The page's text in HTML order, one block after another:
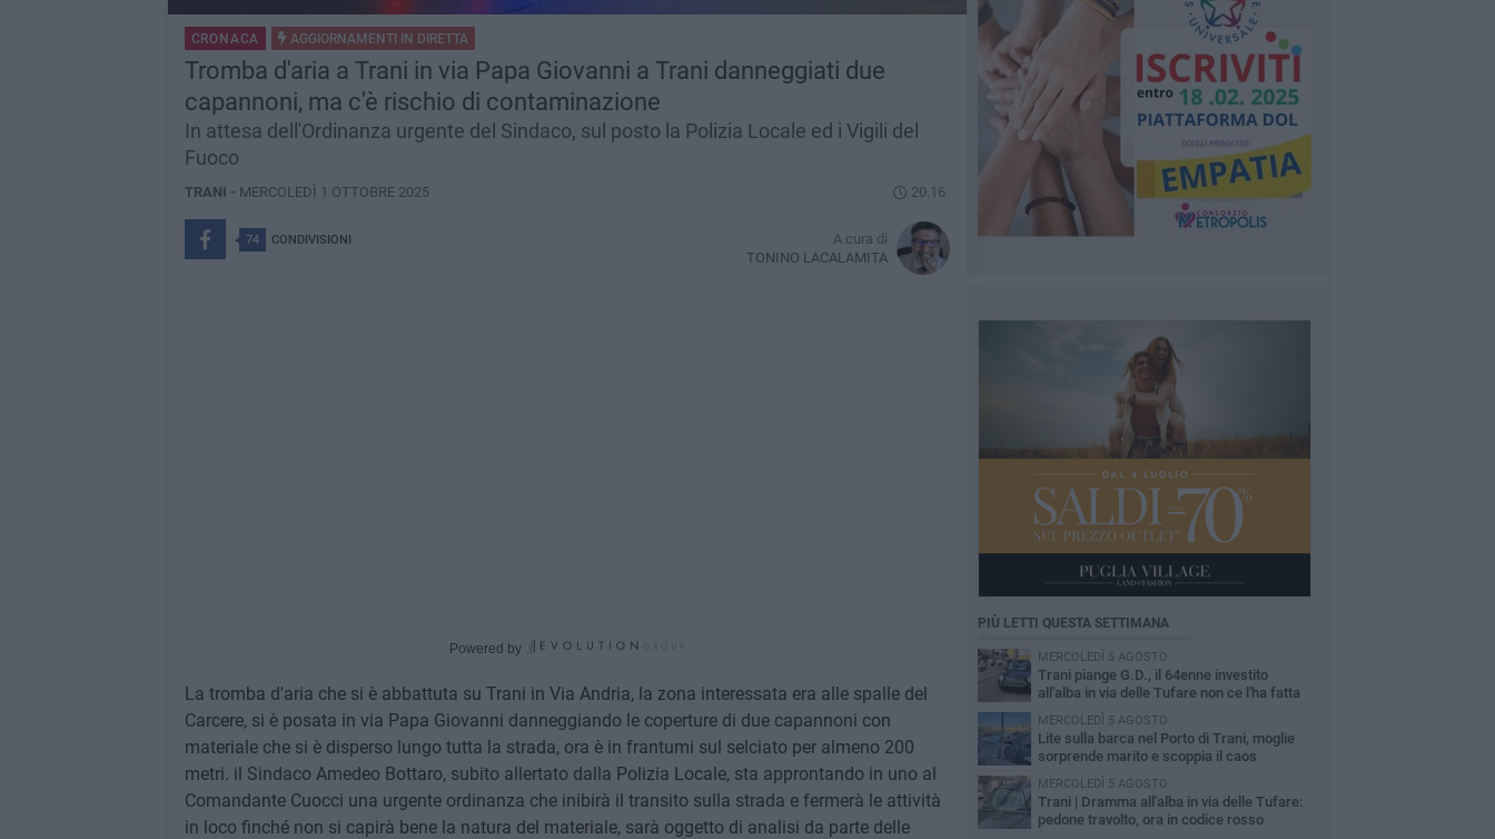
CRONACA AGGIORNAMENTI IN DIRETTA
Tromba d'aria a Trani in via Papa Giovanni a Trani danneggiati due
capannoni, ma c'è rischio di contaminazione
In attesa dell'Ordinanza urgente del Sindaco, sul posto la Polizia Locale ed i Vigili del
Fuoco
TRANI - MERCOLEDÌ 1 OTTOBRE 2025 20.16
74 CONDIVISIONI
A cura di
TONINO LACALAMITA
Powered by
La tromba d'aria che si è abbattuta su Trani in Via Andria, la zona interessata era alle spalle del
Carcere, si è posata in via Papa Giovanni danneggiando le coperture di due capannoni con
materiale che si è disperso lungo tutta la strada, ora è in frantumi sul selciato per almeno 200
metri. il Sindaco Amedeo Bottaro, subito allertato dalla Polizia Locale, sta approntando in uno al
Comandante Cuocci una urgente ordinanza che inibirà il transito sulla strada e fermerà le attività
in loco finché non si capirà bene la natura del materiale, sarà oggetto di analisi da parte delle
PIÙ LETTI QUESTA SETTIMANA
MERCOLEDÌ 5 AGOSTO
Trani piange G.D., il 64enne investito
all'alba in via delle Tufare non ce l'ha fatta
MERCOLEDÌ 5 AGOSTO
Lite sulla barca nel Porto di Trani, moglie
sorprende marito e scoppia il caos
MERCOLEDÌ 5 AGOSTO
Trani | Dramma all'alba in via delle Tufare:
pedone travolto, ora in codice rosso